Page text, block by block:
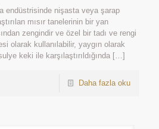
endüstrisinde nişasta veya şarap
mısır tanelerinin bir yan
zengindir ve özel bir tadı ve rengi
olarak kullanılabilir, yaygın olarak
keki ile karşılaştırıldığında […]
Daha fazla oku